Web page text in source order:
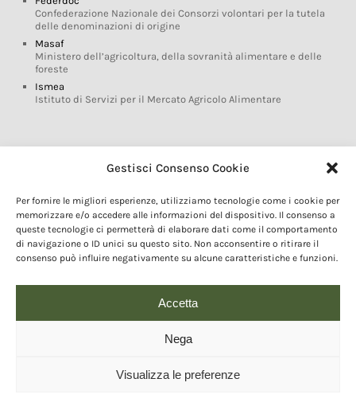
Gestisci Consenso Cookie
Per fornire le migliori esperienze, utilizziamo tecnologie come i cookie per
memorizzare e/o accedere alle informazioni del dispositivo. Il consenso a
queste tecnologie ci permetterà di elaborare dati come il comportamento
di navigazione o ID unici su questo sito. Non acconsentire o ritirare il
consenso può influire negativamente su alcune caratteristiche e funzioni.
Accetta
Nega
Visualizza le preferenze
Confederazione Nazionale dei Consorzi volontari per la tutela
delle denominazioni di origine
Masaf
Ministero dell’agricoltura, della sovranità alimentare e delle
foreste
Ismea
Istituto di Servizi per il Mercato Agricolo Alimentare
Glossario DOP IGP
Marchi DOP IGP
Normativa prodotti DOP IGP
Consorzi di Tutela
Farm To Fork e prodotti DOP IGP